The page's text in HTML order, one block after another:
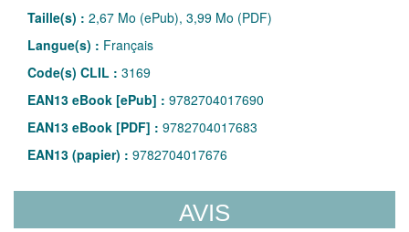
Taille(s) : 2,67 Mo (ePub), 3,99 Mo (PDF)
Langue(s) : Français
Code(s) CLIL : 3169
EAN13 eBook [ePub] : 9782704017690
EAN13 eBook [PDF] : 9782704017683
EAN13 (papier) : 9782704017676
AVIS